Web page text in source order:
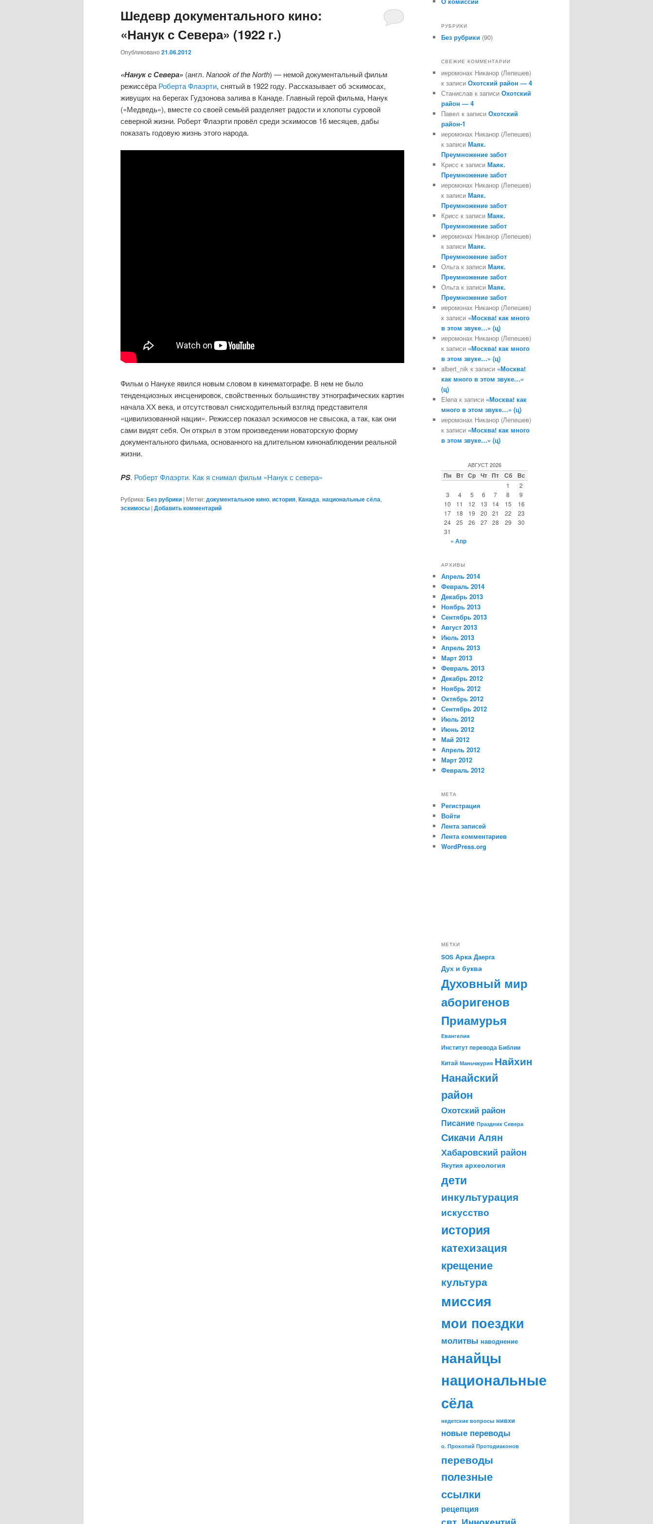
Шедевр документального кино:
«Нанук с Севера» (1922 г.)
Опубликовано 21.06.2012
«Нанук с Севера» (англ. Nanook of the North) — немой документальный фильм
режиссёра Роберта Флаэрти, снятый в 1922 году. Рассказывает об эскимосах,
живущих на берегах Гудзонова залива в Канаде. Главный герой фильма, Нанук
(«Медведь»), вместе со своей семьёй разделяет радости и хлопоты суровой
северной жизни. Роберт Флаэрти провёл среди эскимосов 16 месяцев, дабы
показать годовую жизнь этого народа.
Фильм о Нануке явился новым словом в кинематографе. В нем не было
тенденциозных инсценировок, свойственных большинству этнографических картин
начала ХХ века, и отсутствовал снисходительный взгляд представителя
«цивилизованной нации». Режиссер показал эскимосов не свысока, а так, как они
сами видят себя. Он открыл в этом произведении новаторскую форму
документального фильма, основанного на длительном кинонаблюдении реальной
жизни.
PS. Роберт Флаэрти. Как я снимал фильм «Нанук с севера»
Рубрика:Без рубрики | Метки:документальное кино, история, Канада, национальные сёла,
эскимосы | Добавить комментарий
РУБРИКИ
Без рубрики (90)
СВЕЖИЕ КОММЕНТАРИИ
иеромонах Никанор (Лепешев)
к записи Охотский район — 4
Станислав к записи Охотский
район — 4
Павел к записи Охотский
район-1
иеромонах Никанор (Лепешев)
к записи Маяк.
Преумножение забот
Крисс к записи Маяк.
Преумножение забот
иеромонах Никанор (Лепешев)
к записи Маяк.
Преумножение забот
Крисс к записи Маяк.
Преумножение забот
иеромонах Никанор (Лепешев)
к записи Маяк.
Преумножение забот
Ольга к записи Маяк.
Преумножение забот
Ольга к записи Маяк.
Преумножение забот
иеромонах Никанор (Лепешев)
к записи «Москва! как много
в этом звуке…» (ц)
иеромонах Никанор (Лепешев)
к записи «Москва! как много
в этом звуке…» (ц)
albert_nik к записи «Москва!
как много в этом звуке…»
(ц)
Elena к записи «Москва! как
много в этом звуке…» (ц)
иеромонах Никанор (Лепешев)
к записи «Москва! как много
в этом звуке…» (ц)
АВГУСТ 2026
Пн Вт Ср Чт Пт Сб Вс
1
2
3
4 5 6 7 8
9
10
11 12 13 14 15
16
17
18 19 20 21 22
23
24
25 26 27 28 29
30
31
« Апр
АРХИВЫ
Апрель 2014
Февраль 2014
Декабрь 2013
Ноябрь 2013
Сентябрь 2013
Август 2013
Июль 2013
Апрель 2013
Март 2013
Февраль 2013
Декабрь 2012
Ноябрь 2012
Октябрь 2012
Сентябрь 2012
Июль 2012
Июнь 2012
Май 2012
Апрель 2012
Март 2012
Февраль 2012
МЕТА
Регистрация
Войти
Лента записей
Лента комментариев
WordPress.org
МЕТКИ
SOS Арка Даерга
Дух и буква
Духовный мир
аборигенов
Приамурья
Евангелия
Институт перевода Библии
Китай Маньчжурия Найхин
Нанайский
район
Охотский район
Писание Праздник Севера
Сикачи Алян
Хабаровский район
Якутия археология
дети
инкультурация
искусство
история
катехизация
крещение
культура
миссия
мои поездки
молитвы наводнение
нанайцы
национальные
сёла
недетские вопросы нивхи
новые переводы
о. Прокопий Протодиаконов
переводы
полезные
ссылки
рецепция